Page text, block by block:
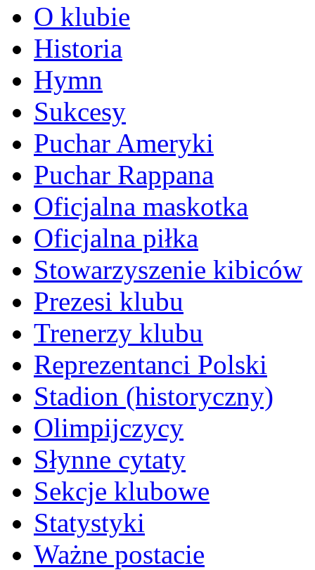
O klubie
Historia
Hymn
Sukcesy
Puchar Ameryki
Puchar Rappana
Oficjalna maskotka
Oficjalna piłka
Stowarzyszenie kibiców
Prezesi klubu
Trenerzy klubu
Reprezentanci Polski
Stadion (historyczny)
Olimpijczycy
Słynne cytaty
Sekcje klubowe
Statystyki
Ważne postacie